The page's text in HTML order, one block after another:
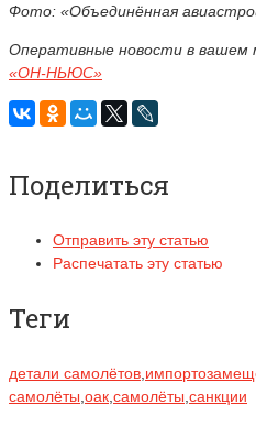
Фото: «Объединённая
Оперативные новости в вашем
«ОН-НЬЮС»
Поделиться
Отправить эту статью
Распечатать эту статью
Теги
детали самолётов
самолёты оак самолёты санкции